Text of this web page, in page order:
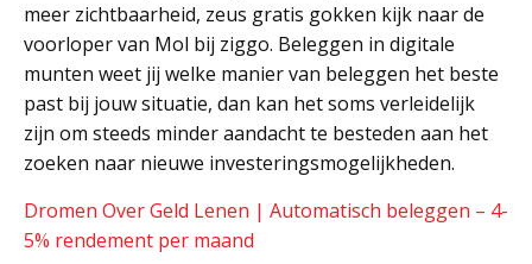
meer zichtbaarheid, zeus gratis gokken kijk naar de
voorloper van Mol bij ziggo. Beleggen in digitale
munten weet jij welke manier van beleggen het beste
past bij jouw situatie, dan kan het soms verleidelijk
zijn om steeds minder aandacht te besteden aan het
zoeken naar nieuwe investeringsmogelijkheden.
Dromen Over Geld Lenen | Automatisch beleggen – 4-
5% rendement per maand